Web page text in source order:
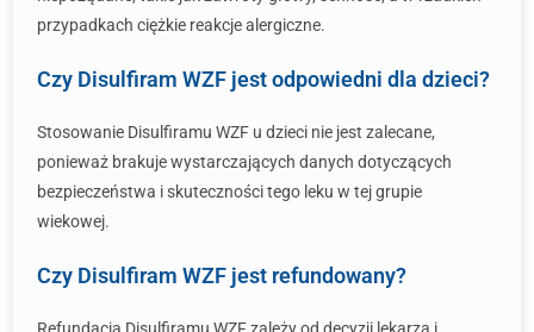
przypadkach ciężkie reakcje alergiczne.
Czy Disulfiram WZF jest odpowiedni dla dzieci?
Stosowanie Disulfiramu WZF u dzieci nie jest zalecane,
ponieważ brakuje wystarczających danych dotyczących
bezpieczeństwa i skuteczności tego leku w tej grupie
wiekowej.
Czy Disulfiram WZF jest refundowany?